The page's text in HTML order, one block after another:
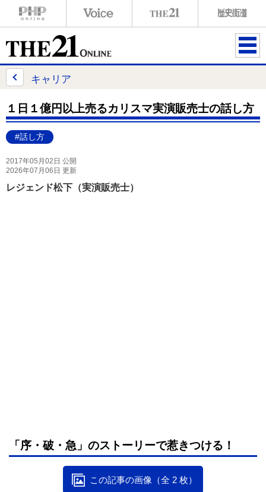
ME
キャリア
１日１億円以上売るカリスマ実演販売士の話し方
#話し方
2017年05月02日 公開
2026年07月06日 更新
レジェンド松下（実演販売士）
「序・破・急」のストーリーで惹きつける！
この記事の画像（全 2 枚）